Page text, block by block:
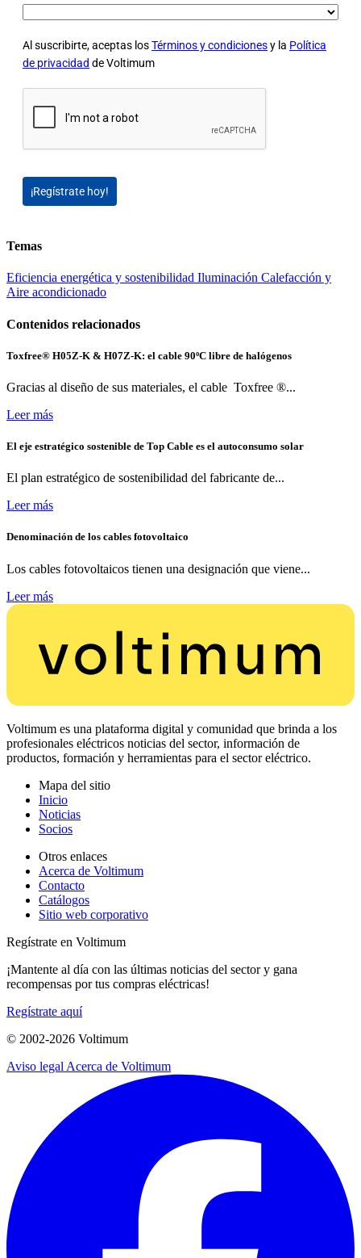
Al suscribirte, aceptas losTérminos y condicionesy la Política
de privacidad de Voltimum
¡Regístrate hoy!
Temas
Eficiencia energética y sostenibilidad Iluminación Calefacción y
Aire acondicionado
Contenidos relacionados
Toxfree® H05Z-K & H07Z-K: el cable 90ºC libre de halógenos
Gracias al diseño de sus materiales, el cable Toxfree ®...
Leer más
El eje estratégico sostenible de Top Cable es el autoconsumo solar
El plan estratégico de sostenibilidad del fabricante de...
Leer más
Denominación de los cables fotovoltaico
Los cables fotovoltaicos tienen una designación que viene...
Leer más
Voltimum es una plataforma digital y comunidad que brinda a los
profesionales eléctricos noticias del sector, información de
productos, formación y herramientas para el sector eléctrico.
Mapa del sitio
Inicio
Noticias
Socios
Otros enlaces
Acerca de Voltimum
Contacto
Catálogos
Sitio web corporativo
Regístrate en Voltimum
¡Mantente al día con las últimas noticias del sector y gana
recompensas por tus compras eléctricas!
Regístrate aquí
© 2002-2026 Voltimum
Aviso legal Acerca de Voltimum